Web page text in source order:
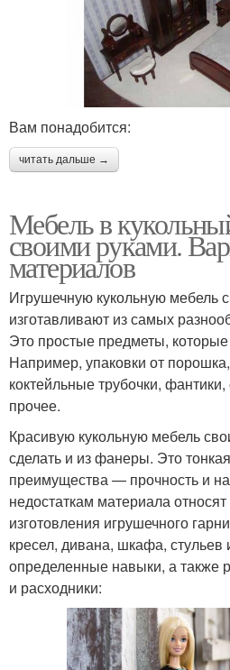
домик
Мебель для детского
Кровать для куклы
Руки для кукол
Вам понадобится:
читать дальше →
Мебель в
своими руками.
материалов
Игрушечную кукольную мебель
изготавливают из самых
Это простые предметы,
Например, упаковки от
коктейльные трубочки,
прочее.
Красивую кукольную мебель
сделать и из фанеры. Это
преимущества — прочность и
недостаткам материала
изготовления игрушечного
кресел, дивана, шкафа, стульев
определенные навыки, а также
и расходники: